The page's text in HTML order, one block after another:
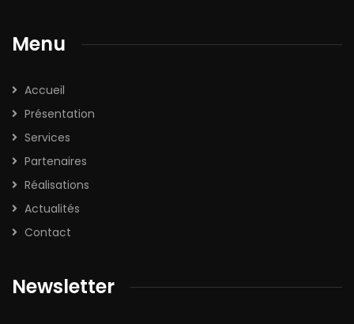
Menu
Accueil
Présentation
Services
Partenaires
Réalisations
Actualités
Contact
Newsletter